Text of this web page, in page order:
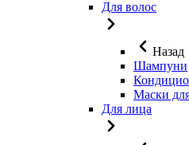
Для волос
Назад
Шампуни
Маски
Для лица